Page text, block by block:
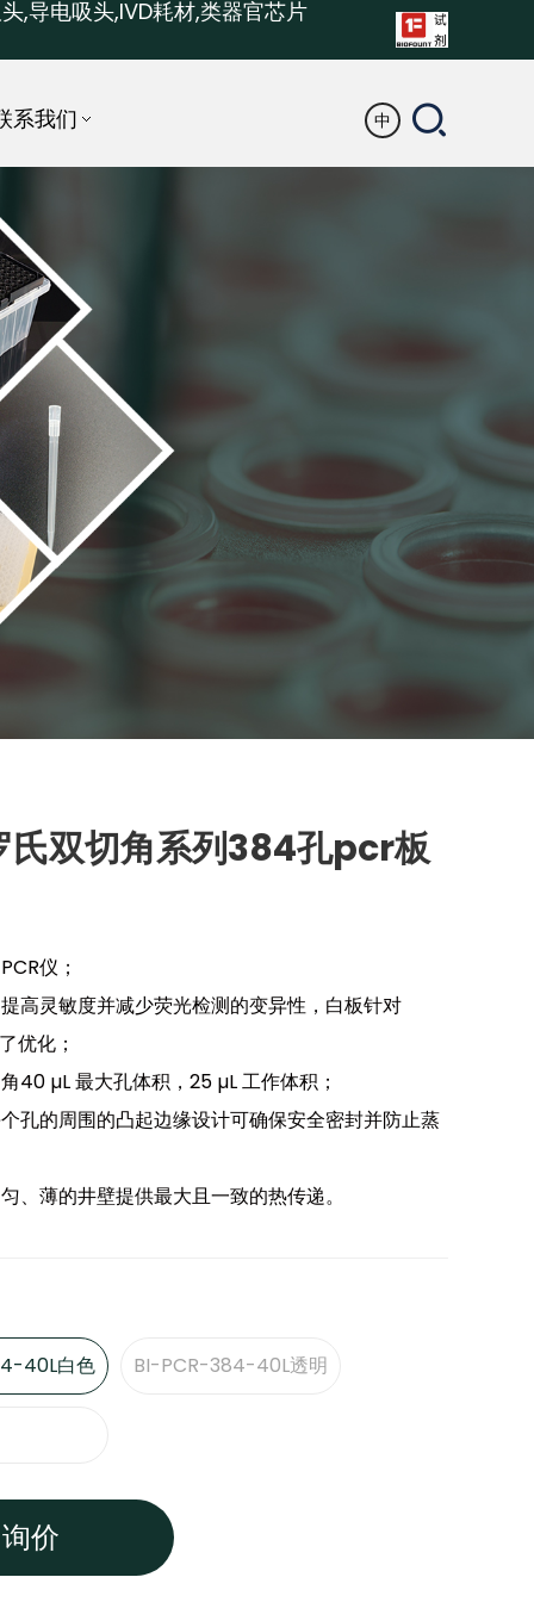
,导电吸头,IVD耗材,类器官芯片
系我们 中
双切角系列384孔pcr板
仪；
高灵敏度并减少荧光检测的变异性，白板针对
优化；
40 µL 最大孔体积，25 µL 工作体积；
孔的周围的凸起边缘设计可确保安全密封并防止蒸
、薄的井壁提供最大且一致的热传递。
40L白色 BI-PCR-384-40L透明
询价